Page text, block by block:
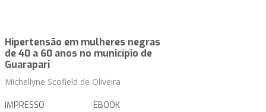
Hipertensão em mulheres negras
de 40 a 60 anos no município de
Guarapari
Michellyne Scofield de Oliveira
IMPRESSO EBOOK